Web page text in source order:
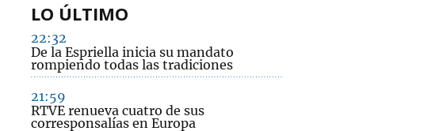
LO ÚLTIMO
22:32
De la Espriella inicia su mandato
rompiendo todas las tradiciones
21:59
RTVE renueva cuatro de sus
corresponsalías en Europa